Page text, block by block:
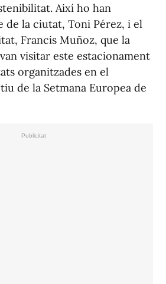
Així ho han
de la ciutat, Toni Pérez, i el
Francis Muñoz, que la
visitar este estacionament
organitzades en el
de la Setmana Europea de